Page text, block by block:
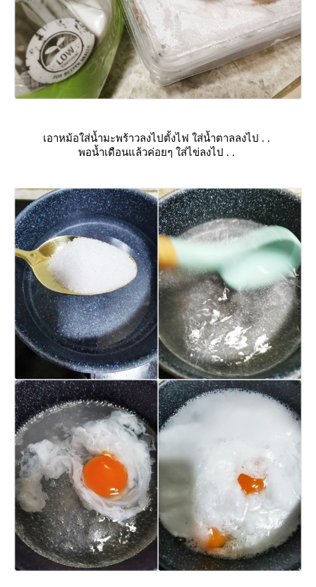
เอาหม้อใส่น้ำมะพร้าวลงไปตั้งไฟ ใส่น้ำตาลลงไป . .
พอน้ำเดือนแล้วค่อยๆ ใส่ไข่ลงไป . .